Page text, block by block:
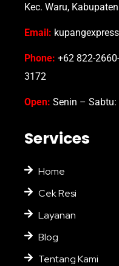
Kec. Waru,
Email:
Phone: +62 822-
3172
Open: Senin – Sabtu:
Services
Home
Cek Resi
Layanan
Blog
Tentang Kami